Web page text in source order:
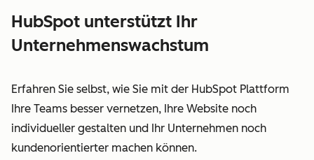
HubSpot unterstützt Ihr
Unternehmenswachstum
Erfahren Sie selbst, wie Sie mit der HubSpot Plattform
Ihre Teams besser vernetzen, Ihre Website noch
individueller gestalten und Ihr Unternehmen noch
kundenorientierter machen können.